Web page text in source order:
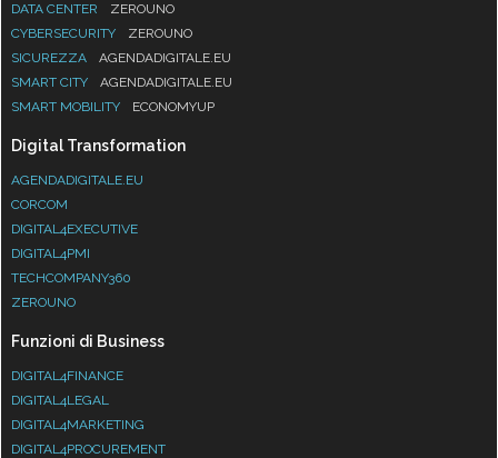
DATA CENTER
ZEROUNO
CYBERSECURITY
ZEROUNO
SICUREZZA
AGENDADIGITALE.EU
SMART CITY
AGENDADIGITALE.EU
SMART MOBILITY
ECONOMYUP
Digital Transformation
AGENDADIGITALE.EU
CORCOM
DIGITAL4EXECUTIVE
DIGITAL4PMI
TECHCOMPANY360
ZEROUNO
Funzioni di Business
DIGITAL4FINANCE
DIGITAL4LEGAL
DIGITAL4MARKETING
DIGITAL4PROCUREMENT